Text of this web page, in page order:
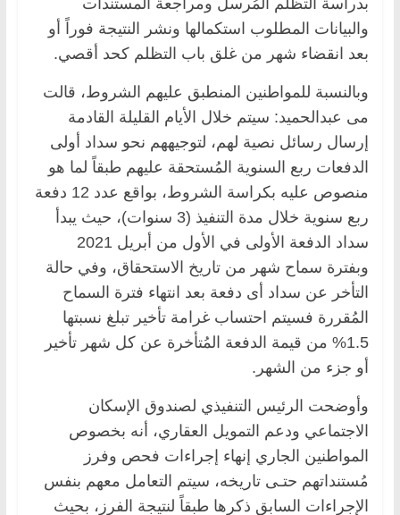
والبيانات المطلوب استكمالها ونشر النتيجة فوراً أو
بعد انقضاء شهر من غلق باب التظلم كحد أقصي.
وبالنسبة للمواطنين المنطبق عليهم الشروط، قالت
مى عبدالحميد: سيتم خلال الأيام القليلة القادمة
إرسال رسائل نصية لهم، لتوجيههم نحو سداد أولى
الدفعات ربع السنوية المُستحقة عليهم طبقاً لما هو
منصوص عليه بكراسة الشروط، بواقع عدد 12 دفعة
ربع سنوية خلال مدة التنفيذ (3 سنوات)، حيث يبدأ
سداد الدفعة الأولى في الأول من أبريل 2021
وبفترة سماح شهر من تاريخ الاستحقاق، وفي حالة
التأخر عن سداد أى دفعة بعد انتهاء فترة السماح
المُقررة فسيتم احتساب غرامة تأخير تبلغ نسبتها
1.5% من قيمة الدفعة المُتأخرة عن كل شهر تأخير
أو جزء من الشهر.
وأوضحت الرئيس التنفيذي لصندوق الإسكان
الاجتماعي ودعم التمويل العقاري، أنه بخصوص
المواطنين الجاري إنهاء إجراءات فحص وفرز
مُستنداتهم حتـى تاريخه، سيتم التعامل معهم بنفس
الإجراءات السابق ذكرها طبقاً لنتيجة الفرز، بحيث